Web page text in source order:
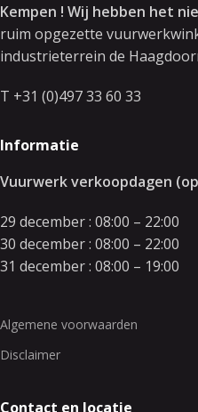
Kempen ! Wij hebben het
ruim opgezette
industrieterrein de
T +31 (0)497 33 60 33
Informatie
Vuurwerk verkoopdagen
29 december : 08:00 – 22:00
30 december : 08:00 – 22:00
31 december : 08:00 – 19:00
Algemene voorwaarden
Disclaimer
Contact en locatie